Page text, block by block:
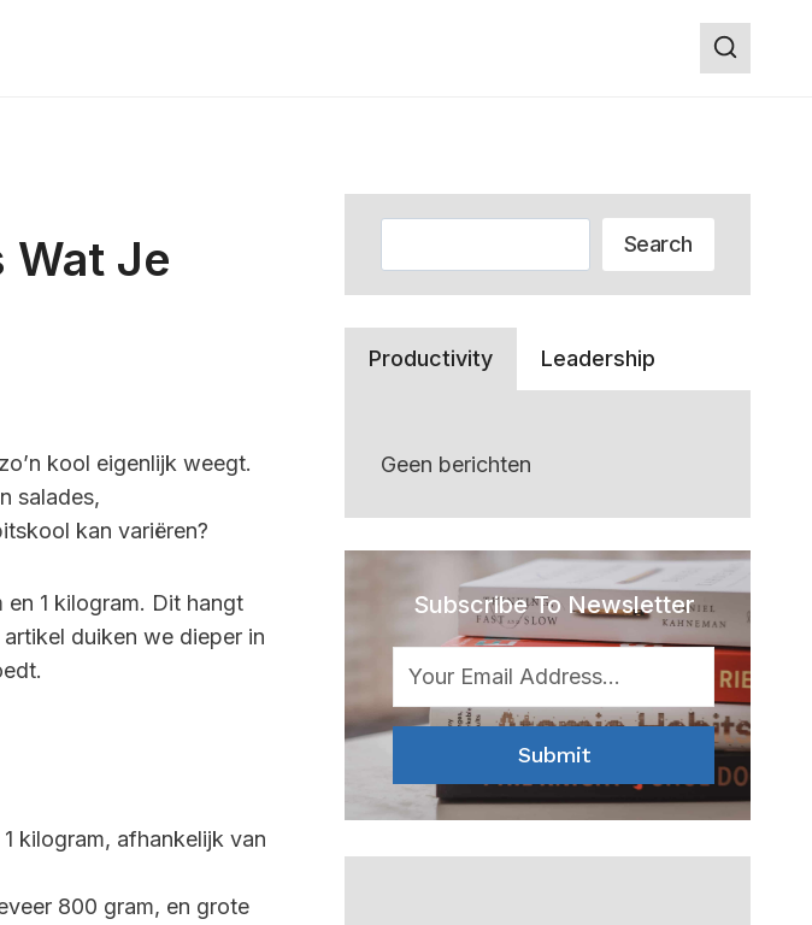
Wat Je
kool eigenlijk weegt.
salades,
kan variëren?
1 kilogram. Dit hangt
duiken we dieper in
kilogram, afhankelijk van
800 gram, en grote
Search
Productivity Leadership
Geen berichten
Subscribe To Newsletter
Submit